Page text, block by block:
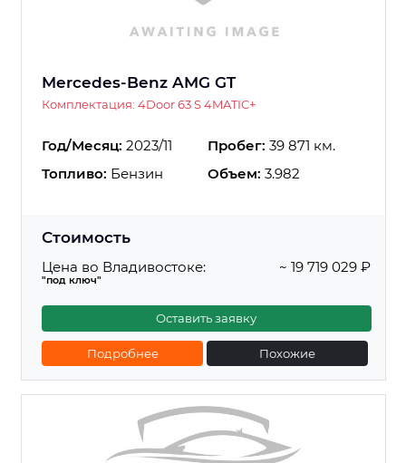
Mercedes-Benz AMG GT
Комплектация: 4Door 63 S 4MATIC+
Год/Месяц: 2023/11 Пробег: 39 871 км.
Топливо: Бензин Объем: 3.982
Стоимость
Цена во Владивостоке:
"под ключ"
~ 19 719 029 ₽
Оставить заявку
Подробнее Похожие